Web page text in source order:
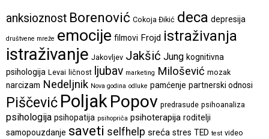
anksioznost Borenović Cokoja Đikić deca depresija
društvene mreže emocije filmovi Frojd istraživanja
istraživanje Jakovljev Jakšić Jung kognitivna
psihologija Levai ličnost ljubav marketing Milošević mozak
narcizam Nedeljnik Nova godina odluke pamćenje partnerski odnosi
Piščević Poljak Popov predrasude psihoanaliza
psihologija psihopatija psihopriča psihoterapija roditelji
samopouzdanje saveti selfhelp sreća stres TED test video